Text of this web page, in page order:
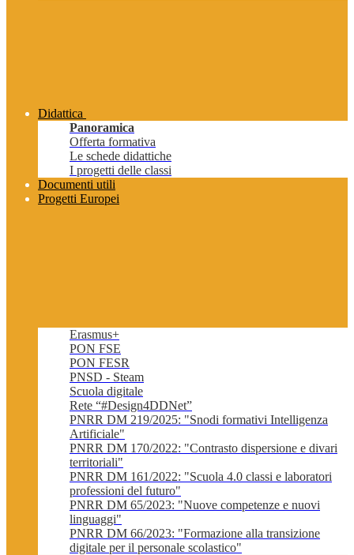
Didattica
Panoramica
Offerta formativa
Le schede didattiche
I progetti delle classi
Documenti utili
Progetti Europei
Erasmus+
PON FSE
PON FESR
PNSD - Steam
Scuola digitale
Rete “#Design4DDNet”
PNRR DM 219/2025: "Snodi formativi Intelligenza
Artificiale"
PNRR DM 170/2022: "Contrasto dispersione e divari
territoriali"
PNRR DM 161/2022: "Scuola 4.0 classi e laboratori
professioni del futuro"
PNRR DM 65/2023: "Nuove competenze e nuovi
linguaggi"
PNRR DM 66/2023: "Formazione alla transizione
digitale per il personale scolastico"